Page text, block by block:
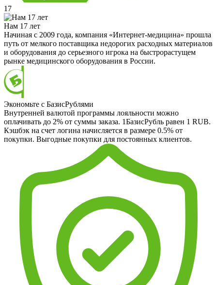
17
Нам 17 лет
Начиная с 2009 года, компания «Интернет-медицина» прошла
путь от мелкого поставщика недорогих расходных материалов
и оборудования до серьезного игрока на быстрорастущем
рынке медицинского оборудования в России.
Экономьте с БазисРублями
Внутренней валютой программы лояльности можно
оплачивать до 2% от суммы заказа. 1БазисРубль равен 1 RUB.
Кэшбэк на счет логина начисляется в размере 0.5% от
покупки. Выгодные покупки для постоянных клиентов.